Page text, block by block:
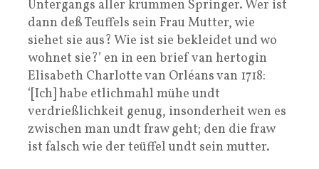
Untergangs aller krummen Springer. Wer ist
dann deß Teuffels sein Frau Mutter, wie
siehet sie aus? Wie ist sie bekleidet und wo
wohnet sie?’ en in een brief van hertogin
Elisabeth Charlotte van Orléans van 1718:
‘[Ich] habe etlichmahl mühe undt
verdrießlichkeit genug, insonderheit wen es
zwischen man undt fraw geht; den die fraw
ist falsch wie der teüffel undt sein mutter.